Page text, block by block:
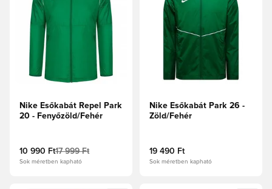
Nike Esőkabát Repel Park
20 - Fenyőzöld/Fehér
10 990 Ft17 999 Ft
Sok méretben kapható
Nike Esőkabát Park 26 -
Zöld/Fehér
19 490 Ft
Sok méretben kapható